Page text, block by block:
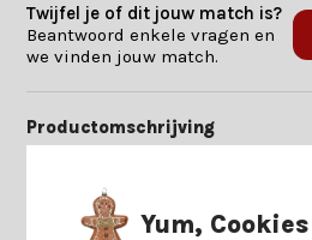
Twijfel je of dit jouw match is?
Beantwoord enkele vragen en
we vinden jouw match.
Productomschrijving
Specificaties
Yum, Cookies